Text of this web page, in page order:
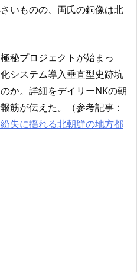
いものの、両氏の銅像は北
秘プロジェクトが始まっ
システム導入垂直型史跡坑
か。詳細をデイリーNKの朝
筋が伝えた。（参考記事：
失に揺れる北朝鮮の地方都